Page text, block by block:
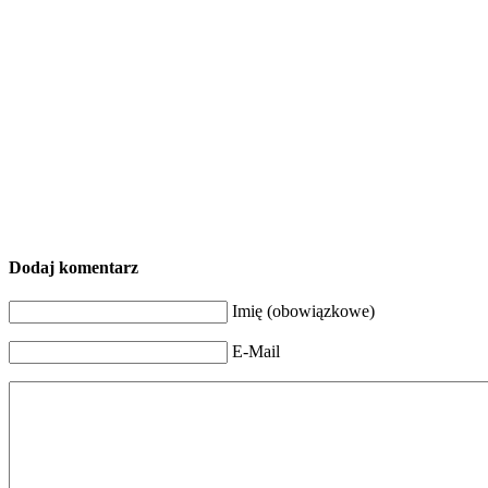
Dodaj komentarz
Imię (obowiązkowe)
E-Mail